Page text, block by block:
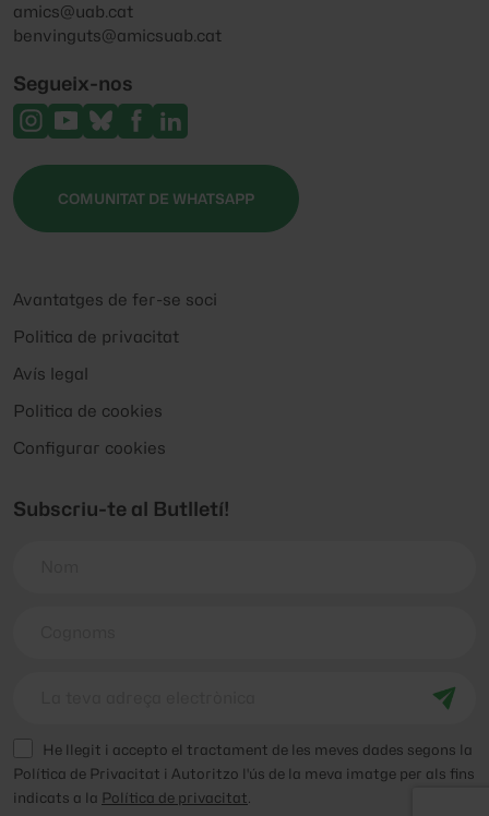
amics@uab.cat
benvinguts@amicsuab.cat
Segueix-nos
COMUNITAT DE WHATSAPP
Avantatges de fer-se soci
Politica de privacitat
Avís legal
Politica de cookies
Configurar cookies
Subscriu-te al Butlletí!
He llegit i accepto el tractament de les meves dades segons la
Política de Privacitat i Autoritzo l'ús de la meva imatge per als fins
indicats a la Política de privacitat